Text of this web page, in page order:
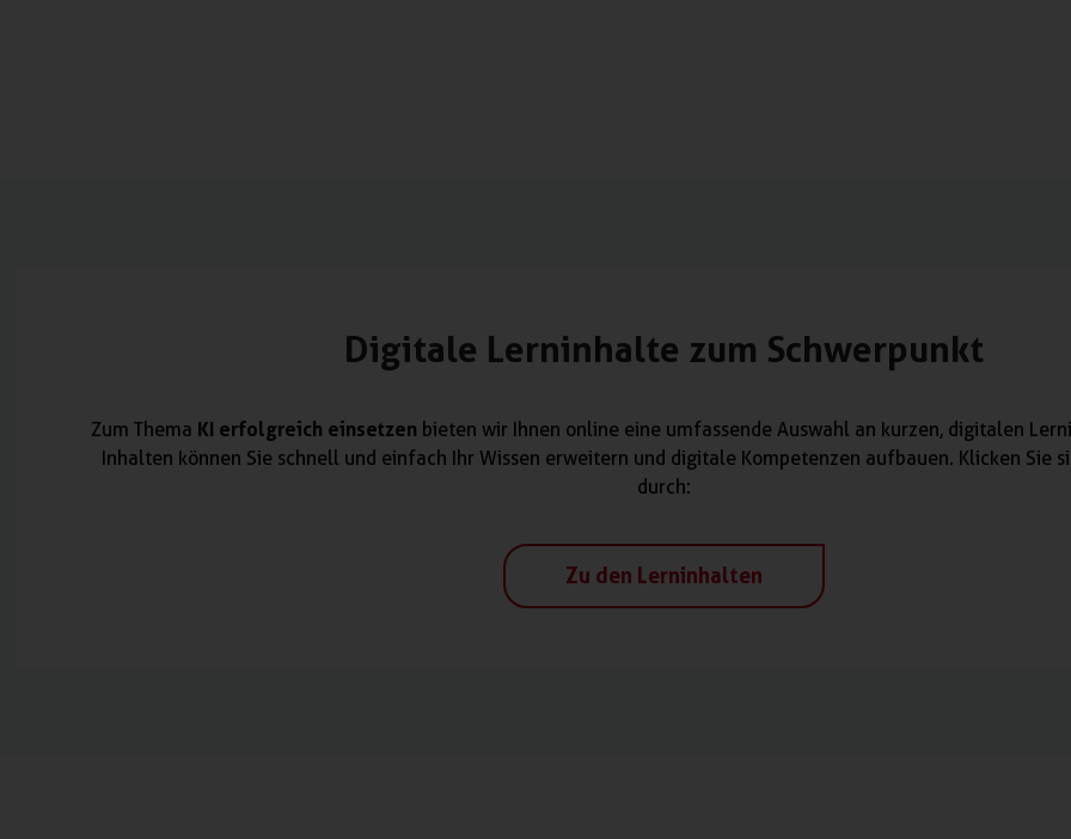
Digitale Lerninhalte zum Schwerpunkt
Zum Thema KI erfolgreich einsetzen bieten wir Ihnen online eine umfassende Auswahl an kurzen, digitalen
Inhalten können Sie schnell und einfach Ihr Wissen erweitern und digitale Kompetenzen aufbauen. Klicken Sie
durch:
Zu den Lerninhalten